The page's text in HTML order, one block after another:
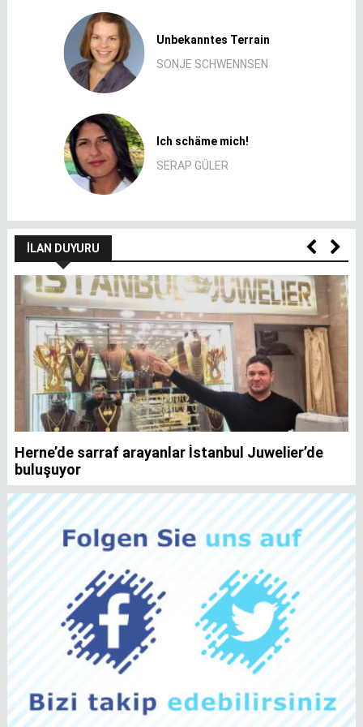
Unbekanntes Terrain
SONJE SCHWENNSEN
Ich schäme mich!
SERAP GÜLER
İLAN DUYURU
Herne’de sarraf arayanlar İstanbul Juwelier’de
buluşuyor